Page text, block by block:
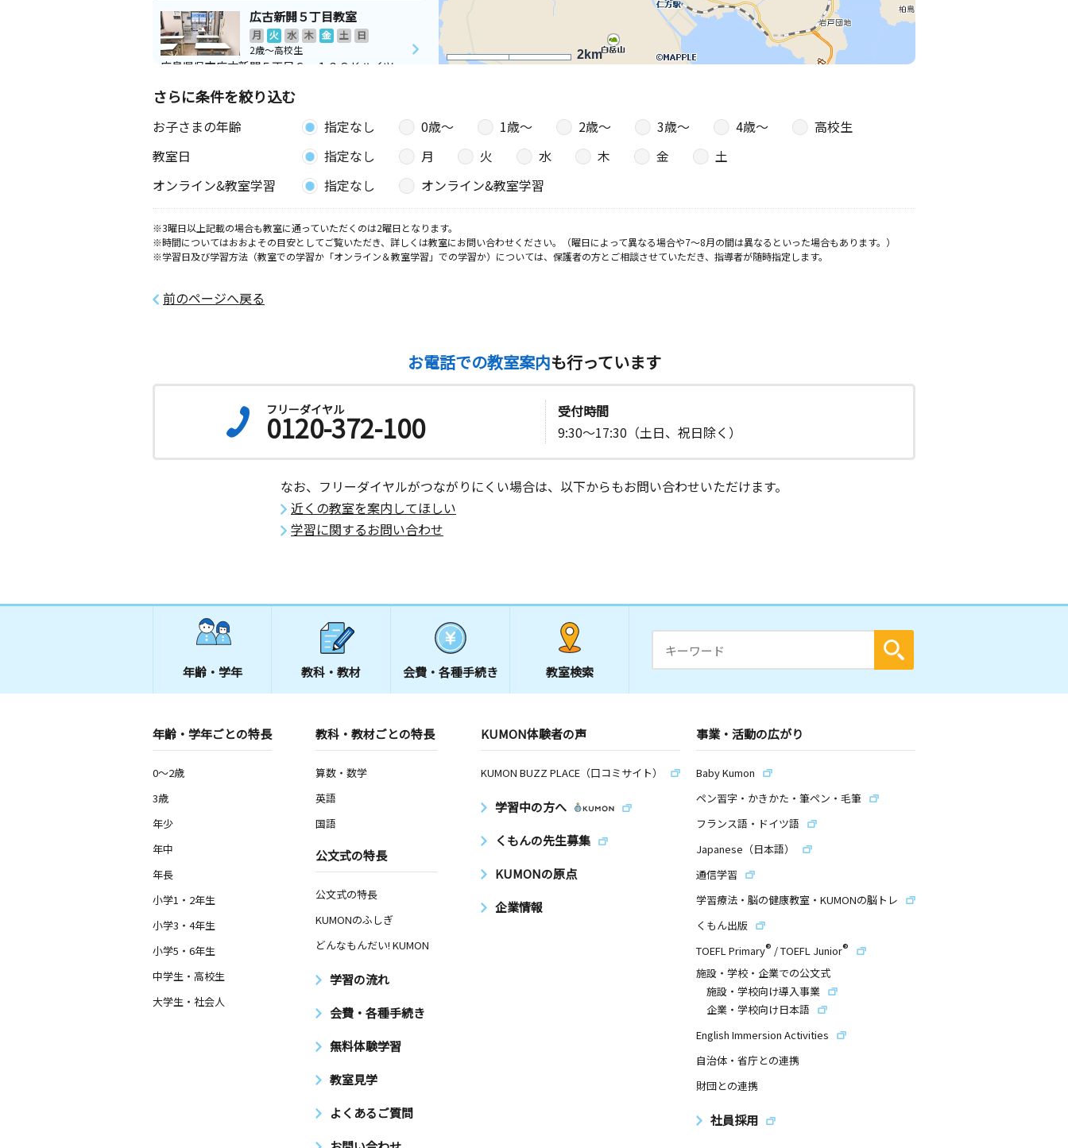
2km
広古新開５丁目教室
月 火 水 木 金 土
日
2歳～高校生
広島県呉市広古新開５丁目６－１２ＳＫハイツ
さらに条件を絞り込む
お子さまの年齢 指定なし 0歳〜 1歳〜 2歳〜 3歳〜 4歳〜
高校生
教室日
指定なし 月 火 水 木 金
土
オンライン&教室学習
指定なし オンライン&教室学習
※3曜日以上記載の場合も教室に通っていただくのは2曜日となります。
※時間についてはおおよその目安としてご覧いただき、詳しくは教室にお問い合わせください。（曜日によって異なる場合や7～8月の間は異なるといった場合もあります。）
※学習日及び学習方法（教室での学習か「オンライン＆教室学習」での学習か）については、保護者の方とご相談させていただき、指導者が随時指定します。
前のページへ戻る
お電話での教室案内も行っています
フリーダイヤル
0120-372-100
受付時間
9:30～17:30（土日、祝日除く）
なお、フリーダイヤルがつながりにくい場合は、以下からもお問い合わせいただけます。
近くの教室を案内してほしい
学習に関するお問い合わせ
年齢・学年 教科・教材 会費・ 各種手続き 教室検索
年齢・学年ごとの特長
0～2歳
3歳
年少
年中
年長
小学1・2年生
小学3・4年生
小学5・6年生
中学生・高校生
大学生・社会人
教科・教材ごとの特長
算数・数学
英語
国語
公文式の特長
公文式の特長
KUMONのふしぎ
どんなもんだい! KUMON
学習の流れ
会費・各種手続き
無料体験学習
教室見学
よくあるご質問
KUMON体験者の声
KUMON BUZZ PLACE（口コミサイト）
学習中の方へ
くもんの先生募集
KUMONの原点
企業情報
事業・活動の広がり
Baby Kumon
ペン習字・かきかた・筆ペン・毛筆
フランス語・ドイツ語
Japanese（日本語）
通信学習
学習療法・脳の健康教室・KUMONの脳トレ
くもん出版
TOEFL Primary® /TOEFL Junior®
施設・学校・企業での公文式
施設・学校向け導入事業
企業・学校向け日本語
English Immersion Activities
自治体・省庁との連携
財団との連携
社員採用